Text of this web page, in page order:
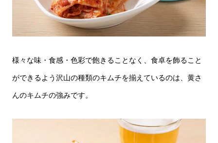
様々な味・食感・色彩で飽きることなく、食卓を飾ること
ができるよう沢山の種類のキムチを揃えているのは、黄さ
んのキムチの強みです。